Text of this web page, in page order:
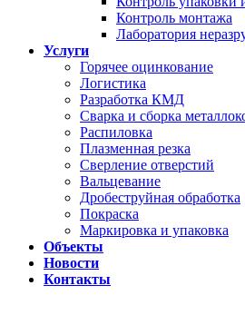
Контроль монтажа
Лаборатория
Услуги
Горячее оцинкование
Логистика
Разработка КМД
Сварка и сборка
Распиловка
Плазменная резка
Сверление отверстий
Вальцевание
Дробеструйная обработка
Покраска
Маркировка и упаковка
Объекты
Новости
Контакты